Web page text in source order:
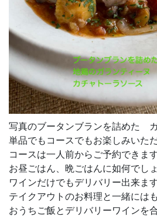
写真のブータンブランを詰めた
単品でもコースでもお楽しみいた
コースは一人前からご予約できます
お昼ごはん、晩ごはんに如何でし
ワインだけでもデリバリー出来ま
テイクアウトのお料理と一緒には
おうちご飯とデリバリーワインを